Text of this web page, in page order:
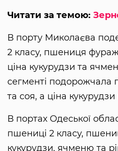
Читати за темою:
В порту Миколаєва
2 класу, пшениця
ціна кукурудзи та
сегменті
та соя, а ціна
В портах Одеської
пшениці 2 класу,
кукурудзи, ячменю та